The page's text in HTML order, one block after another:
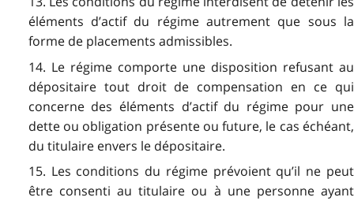
éléments d’actif du régime autrement que sous la
forme de placements admissibles.
14. Le régime comporte une disposition refusant au
dépositaire tout droit de compensation en ce qui
concerne des éléments d’actif du régime pour une
dette ou obligation présente ou future, le cas échéant,
du titulaire envers le dépositaire.
15. Les conditions du régime prévoient qu’il ne peut
être consenti au titulaire ou à une personne ayant